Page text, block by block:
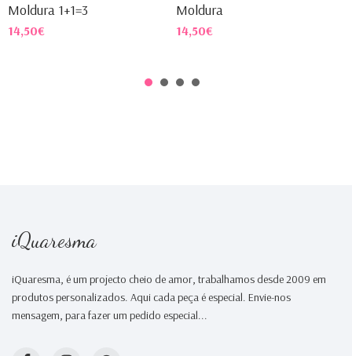
Moldura 1+1=3
14,50€
Moldura
14,50€
iQuaresma
iQuaresma, é um projecto cheio de amor, trabalhamos desde 2009 em
produtos personalizados. Aqui cada peça é especial. Envie-nos
mensagem, para fazer um pedido especial...